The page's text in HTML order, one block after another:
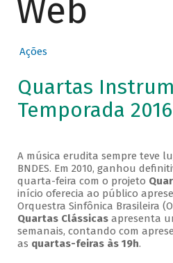
Web
Ações
Quartas
Temporada 2016
A música erudita sempre teve
BNDES. Em 2010, ganhou
quarta-feira com o projeto
início oferecia ao público
Orquestra Sinfônica Brasileira
Quartas Clássicasapresenta
semanais, contando com
as quartas-feiras às 19h.